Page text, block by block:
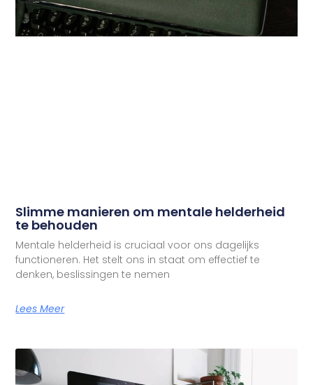
Slimme manieren om mentale helderheid
te behouden
Mentale helderheid is cruciaal voor ons dagelijks
functioneren. Het stelt ons in staat om effectief te
denken, beslissingen te nemen
Lees Meer